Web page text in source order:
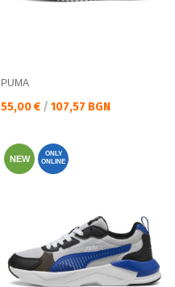
PUMA
Текуща цена:
55,00 € / 107,57 BGN
NEW
ONLY
ONLINE